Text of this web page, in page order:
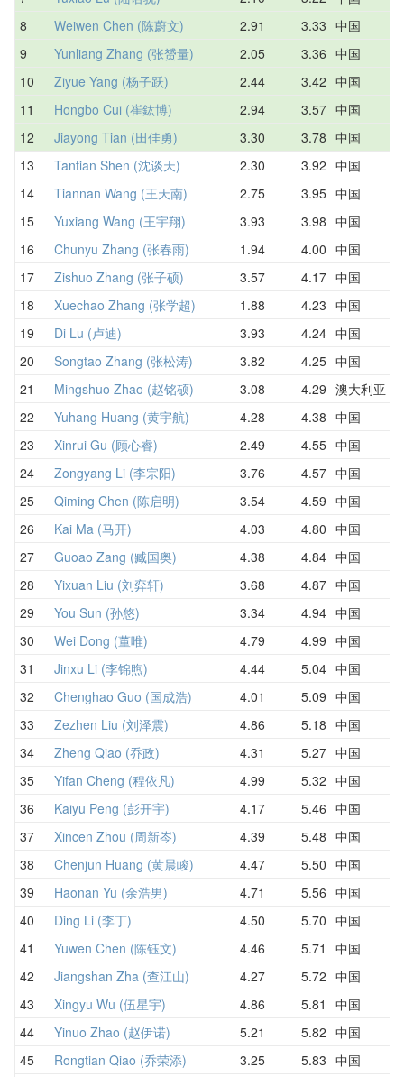
8 Weiwen Chen (陈蔚文) 2.91 3.33 中国
9 Yunliang Zhang (张赟量) 2.05 3.36 中国
10 Ziyue Yang (杨子跃) 2.44 3.42 中国
11 Hongbo Cui (崔鈜博) 2.94 3.57 中国
12 Jiayong Tian (田佳勇) 3.30 3.78 中国
13 Tantian Shen (沈谈天) 2.30 3.92 中国
14 Tiannan Wang (王天南) 2.75 3.95 中国
15 Yuxiang Wang (王宇翔) 3.93 3.98 中国
16 Chunyu Zhang (张春雨) 1.94 4.00 中国
17 Zishuo Zhang (张子硕) 3.57 4.17 中国
18 Xuechao Zhang (张学超) 1.88 4.23 中国
19 Di Lu (卢迪) 3.93 4.24 中国
20 Songtao Zhang (张松涛) 3.82 4.25 中国
21 Mingshuo Zhao (赵铭硕) 3.08 4.29 澳大利亚
22 Yuhang Huang (黄宇航) 4.28 4.38 中国
23 Xinrui Gu (顾心睿) 2.49 4.55 中国
24 Zongyang Li (李宗阳) 3.76 4.57 中国
25 Qiming Chen (陈启明) 3.54 4.59 中国
26 Kai Ma (马开) 4.03 4.80 中国
27 Guoao Zang (臧国奥) 4.38 4.84 中国
28 Yixuan Liu (刘弈轩) 3.68 4.87 中国
29 You Sun (孙悠) 3.34 4.94 中国
30 Wei Dong (董唯) 4.79 4.99 中国
31 Jinxu Li (李锦煦) 4.44 5.04 中国
32 Chenghao Guo (国成浩) 4.01 5.09 中国
33 Zezhen Liu (刘泽震) 4.86 5.18 中国
34 Zheng Qiao (乔政) 4.31 5.27 中国
35 Yifan Cheng (程依凡) 4.99 5.32 中国
36 Kaiyu Peng (彭开宇) 4.17 5.46 中国
37 Xincen Zhou (周新岑) 4.39 5.48 中国
38 Chenjun Huang (黄晨峻) 4.47 5.50 中国
39 Haonan Yu (余浩男) 4.71 5.56 中国
40 Ding Li (李丁) 4.50 5.70 中国
41 Yuwen Chen (陈钰文) 4.46 5.71 中国
42 Jiangshan Zha (查江山) 4.27 5.72 中国
43 Xingyu Wu (伍星宇) 4.86 5.81 中国
44 Yinuo Zhao (赵伊诺) 5.21 5.82 中国
45 Rongtian Qiao (乔荣添) 3.25 5.83 中国